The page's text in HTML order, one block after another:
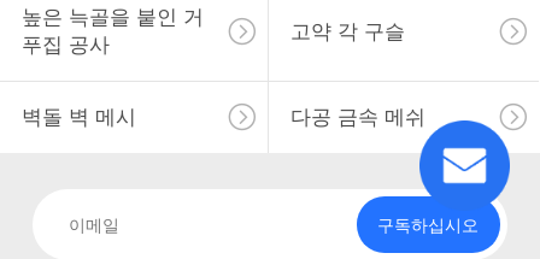
높은 늑골을 붙인 거
푸집 공사
고약 각 구슬
벽돌 벽 메시 다공 금속 메쉬
구독하십시오